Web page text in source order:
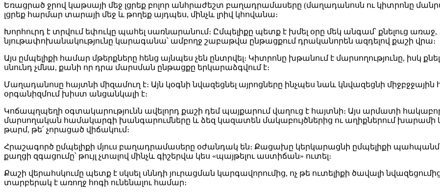
Եռացրած ջրով կաթսայի մեջ լցրեք բոլոր անհրաժեշտ բաղադրամասերը (մաղադանոսն ու կիտրոնը
լցրեք հարմար տարայի մեջ և թողեք այդպես, մինչև լրիվ կհովանա։
Խորհուրդ է տրվում եփուկը պահել սառնարանում։ Ըմպելիքը պետք է խմել օրը մեկ անգամ՝ քնելուց առաջ,
նյութափոխանակությունը կարագանա՝ ամբողջ շաբաթվա ընթացքում դրականորեն ազդելով քաշի վրա։
Այս ըմպելիքի համար մթերքները հենց այնպես չեն ընտրվել։ Կիտրոնը խթանում է մարսողությունը, իսկ
սնունդ չմնա, քանի որ դրա մարսման ընթացքը երկարաձգվում է։
Մաղադանոսը հայտնի միզամուղ է։ Այն կօգնի նվազեցնել այրոցները ինչպես նաև կնվազեցնի միջբջջային
օրգանիզմում խիստ անցանկալի է։
Կոճապղպեղի օգտակարությունն ավելորդ քաշի դեմ պայքարում վաղուց է հայտնի։ Այս արմատի
մարսողական համակարգի խանգարումները և ձեզ կազատեն մակաբույծներից ու աղիքներում խարամի
թարմ, թե՛ չորացած վիճակում։
Հրաշագործ ըմպելիքի մյուս բաղադրամասերը օժանդակ են։ Քացախը կերկարացնի ըմպելիքի
քաղցի զգացումը՝ թույլ չտալով մինչև գիշերվա կես «պայթելու աստիճան» ուտել։
Քաշի վերահսկումը պետք է սկսել սննդի յուրացման կարգավորումից, ոչ թե ուտելիքի ծավալի
տարբերակ է առողջ հոգի ունենալու համար։